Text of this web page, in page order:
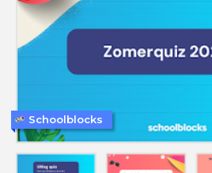
Schoolblocks